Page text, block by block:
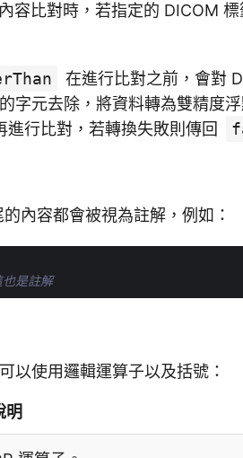
容比對時，若指定的 DICOM
在進行比對之前，會對
字元去除，將資料轉為雙精度
行比對，若轉換失敗則傳回
內容都會被視為註解，例如：
以使用邏輯運算子以及括號：
明